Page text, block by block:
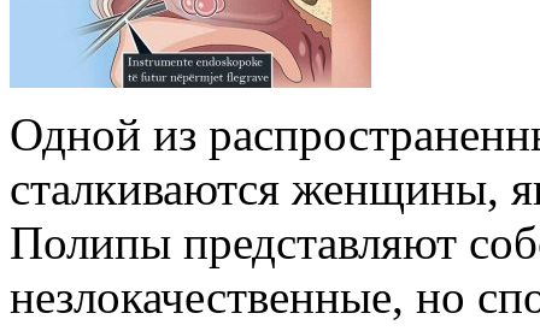
Одной из
сталкиваются женщины,
Полипы представляют
незлокачественные, но